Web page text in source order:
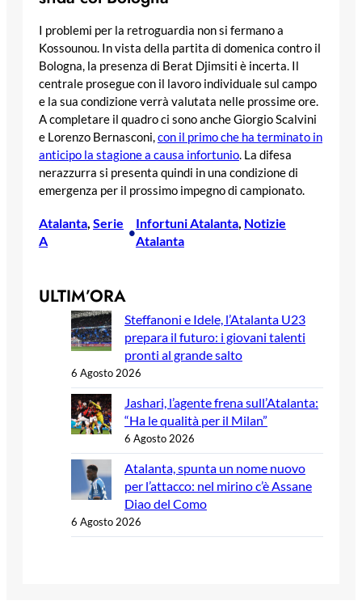
I problemi per la retroguardia non si fermano a
Kossounou. In vista della partita di domenica contro il
Bologna, la presenza di Berat Djimsiti è incerta. Il
centrale prosegue con il lavoro individuale sul campo
e la sua condizione verrà valutata nelle prossime ore.
A completare il quadro ci sono anche Giorgio Scalvini
e Lorenzo Bernasconi,con il primo che ha terminato in
anticipo la stagione a causa infortunio. La difesa
nerazzurra si presenta quindi in una condizione di
emergenza per il prossimo impegno di campionato.
Atalanta, Serie
A
•
Infortuni Atalanta, Notizie
Atalanta
ULTIM’ORA
Steffanoni e Idele, l’Atalanta U23
prepara il futuro: i giovani talenti
pronti al grande salto
6 Agosto 2026
Jashari, l’agente frena sull’Atalanta:
“Ha le qualità per il Milan”
6 Agosto 2026
Atalanta, spunta un nome nuovo
per l’attacco: nel mirino c’è Assane
Diao del Como
6 Agosto 2026